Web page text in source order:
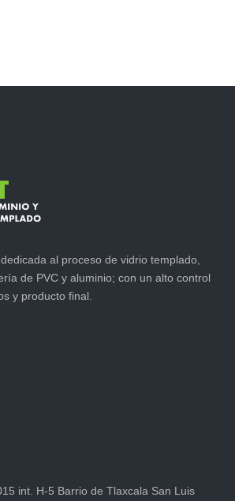
Departamentos
al proceso de vidrio templado,
de PVC y aluminio; con un alto control
y producto final.
int. H-5 Barrio de Tlaxcala San Luis